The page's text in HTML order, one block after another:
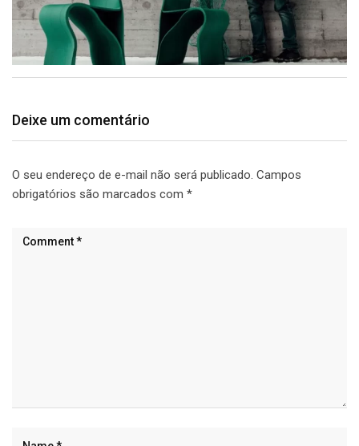
Deixe um comentário
O seu endereço de e-mail não será publicado. Campos
obrigatórios são marcados com *